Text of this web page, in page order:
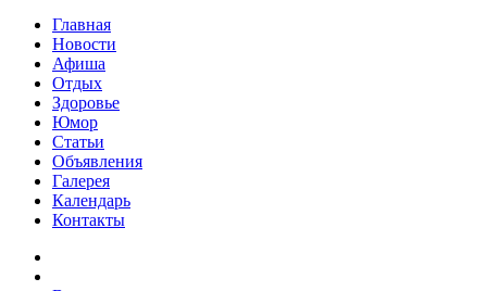
Главная
Новости
Афиша
Отдых
Здоровье
Юмор
Статьи
Объявления
Галерея
Календарь
Контакты